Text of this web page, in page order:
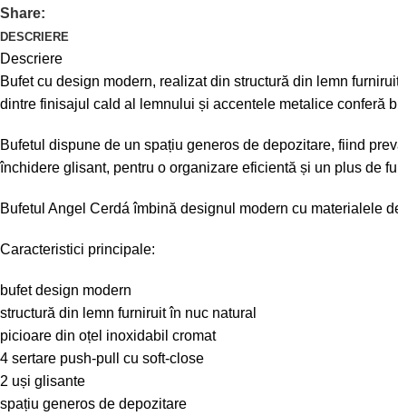
Share:
DESCRIERE
Descriere
Bufet cu design modern, realizat din structură din lemn
dintre finisajul cald al lemnului și accentele metalice conferă
Bufetul dispune de un spațiu generos de depozitare, fiind
închidere glisant, pentru o organizare eficientă și un plus de
Bufetul Angel Cerdá îmbină designul modern cu materialele
Caracteristici principale:
bufet design modern
structură din lemn furniruit în nuc natural
picioare din oțel inoxidabil cromat
4 sertare push-pull cu soft-close
2 uși glisante
spațiu generos de depozitare